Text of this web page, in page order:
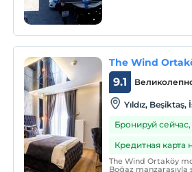
The Wind
9.1
Yıldız, Beşiktaş,
Бронируй
Кредитная карта
The Wind Ortaköy
Boğaz